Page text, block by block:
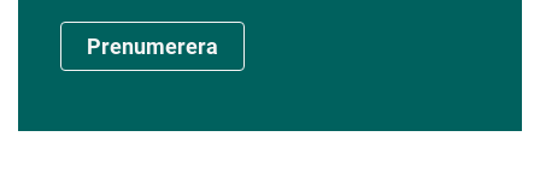
Prenumerera